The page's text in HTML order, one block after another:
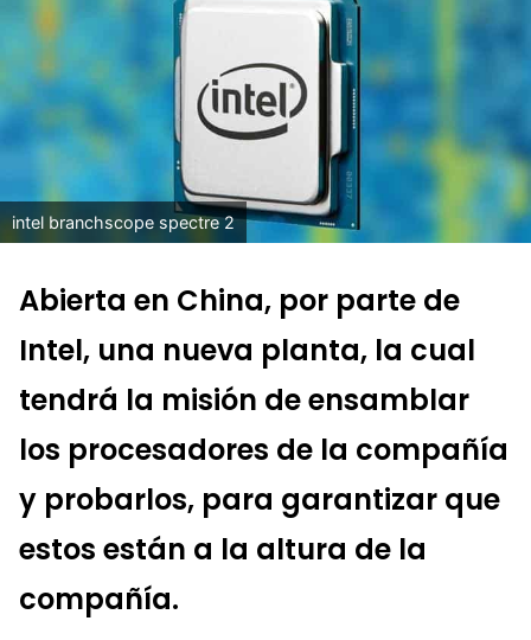
intel branchscope spectre 2
Abierta en China, por parte de
Intel, una nueva planta, la cual
tendrá la misión de ensamblar
los procesadores de la compañía
y probarlos, para garantizar que
estos están a la altura de la
compañía.